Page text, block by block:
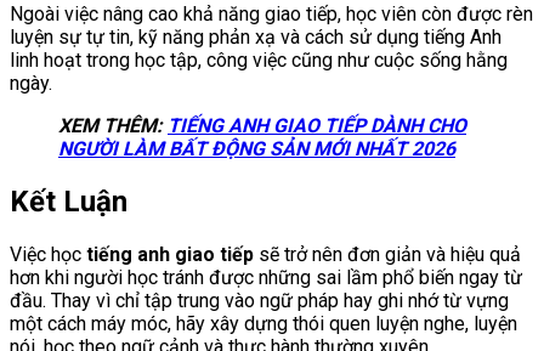
Ngoài việc nâng cao khả năng giao tiếp, học viên còn được rèn
luyện sự tự tin, kỹ năng phản xạ và cách sử dụng tiếng Anh
linh hoạt trong học tập, công việc cũng như cuộc sống hằng
ngày.
XEM THÊM: TIẾNG ANH GIAO TIẾP DÀNH CHO
NGƯỜI LÀM BẤT ĐỘNG SẢN MỚI NHẤT 2026
Kết Luận
Việc học tiếng anh giao tiếp sẽ trở nên đơn giản và hiệu quả
hơn khi người học tránh được những sai lầm phổ biến ngay từ
đầu. Thay vì chỉ tập trung vào ngữ pháp hay ghi nhớ từ vựng
một cách máy móc, hãy xây dựng thói quen luyện nghe, luyện